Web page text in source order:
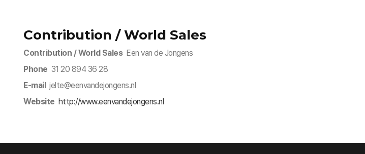
Contribution / World Sales
Contribution / World SalesEen van de Jongens
Phone 31 20 894 36 28
E-mailjelte@eenvandejongens.nl
Website http://www.eenvandejongens.nl​